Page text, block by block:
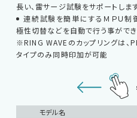
長い、雷サージ試験をサポートします
連続試験を簡単にするＭＰＵ制御を採用：サージ出力/ 波形切替/
極性切替などを自動で行う事ができ
※RING WAVEのカップリングは、
タイプのみ同時印加が可能
モデル名